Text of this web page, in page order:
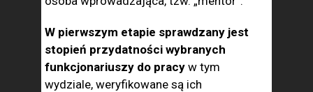
W pierwszym etapie sprawdzany jest
stopień przy­datności wybranych
funkcjonariuszy do pracy w tym
wydziale, weryfikowane są ich